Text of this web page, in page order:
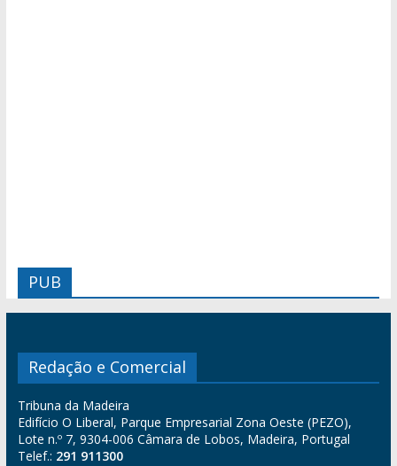
PUB
Redação e Comercial
Tribuna da Madeira
Edifício O Liberal, Parque Empresarial Zona Oeste (PEZO),
Lote n.º 7, 9304-006 Câmara de Lobos, Madeira, Portugal
Telef.: 291 911300